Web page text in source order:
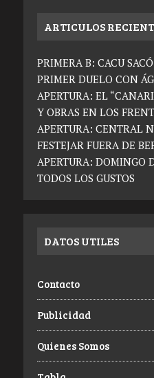
ARTICULOS
PRIMERA B: CACU
PRIMER DUELO CON
APERTURA: EL
Y OBRAS EN LOS
APERTURA: CENTRAL
FESTEJAR FUERA DE
APERTURA: DOMINGO
TODOS LOS GUSTOS
DATOS UTILES
Contacto
Publicidad
Quienes Somos